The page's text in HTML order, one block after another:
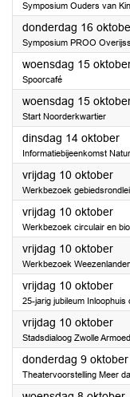
Symposium Ouders van
donderdag 16
Symposium PROO
woensdag 15
Spoorcafé
woensdag 15
Start Noorderkwartier
dinsdag 14 oktober
Informatiebijeenkomst
vrijdag 10 oktober
Werkbezoek
vrijdag 10 oktober
Werkbezoek circulair en
vrijdag 10 oktober
Werkbezoek
vrijdag 10 oktober
25-jarig jubileum Inloophuis
vrijdag 10 oktober
Stadsdialoog Zwolle
donderdag 9 oktober
Theatervoorstelling Meer